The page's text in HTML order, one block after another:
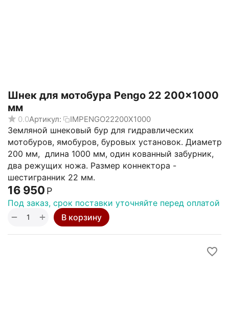
Шнек для мотобура Pengo 22 200x1000
мм
0.0Артикул: IMPENGO22200X1000
Земляной шнековый бур для гидравлических
мотобуров, ямобуров, буровых установок. Диаметр
200 мм, длина 1000 мм, один кованный забурник,
два режущих ножа. Размер коннектора -
шестигранник 22 мм.
16 950 Р
Под заказ, срок поставки уточняйте перед оплатой
+
− В корзину